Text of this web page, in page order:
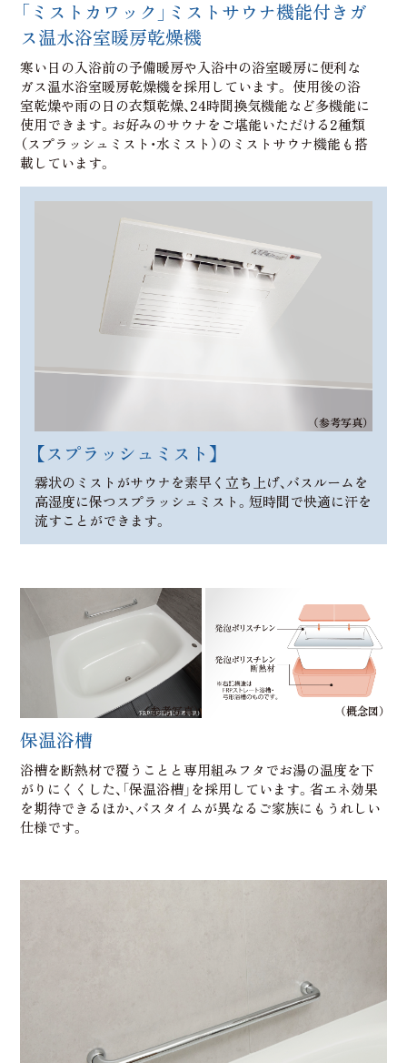
（参考写真）
【スプラッシュミスト】
霧状のミストがサウナを素早く立ち上げ、バスルームを
高湿度に保つスプラッシュミスト。短時間で快適に汗を
流すことができます。
「ミストカワック」ミストサウナ機能付きガ
ス温水浴室暖房乾燥機
寒い日の入浴前の予備暖房や入浴中の浴室暖房に便利な
ガス温水浴室暖房乾燥機を採用しています。 使用後の浴
室乾燥や雨の日の衣類乾燥、24時間換気機能など多機能に
使用できます。お好みのサウナをご堪能いただける2種類
（スプラッシュミスト・水ミスト）のミストサウナ機能も搭
載しています。
（参考写真） （概念図）
保温浴槽
浴槽を断熱材で覆うことと専用組みフタでお湯の温度を下
がりにくくした、「保温浴槽」を採用しています。省エネ効果
を期待できるほか、バスタイムが異なるご家族にもうれしい
仕様です。